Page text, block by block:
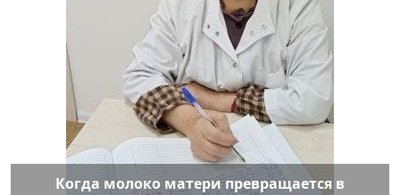
Когда молоко матери превращается в